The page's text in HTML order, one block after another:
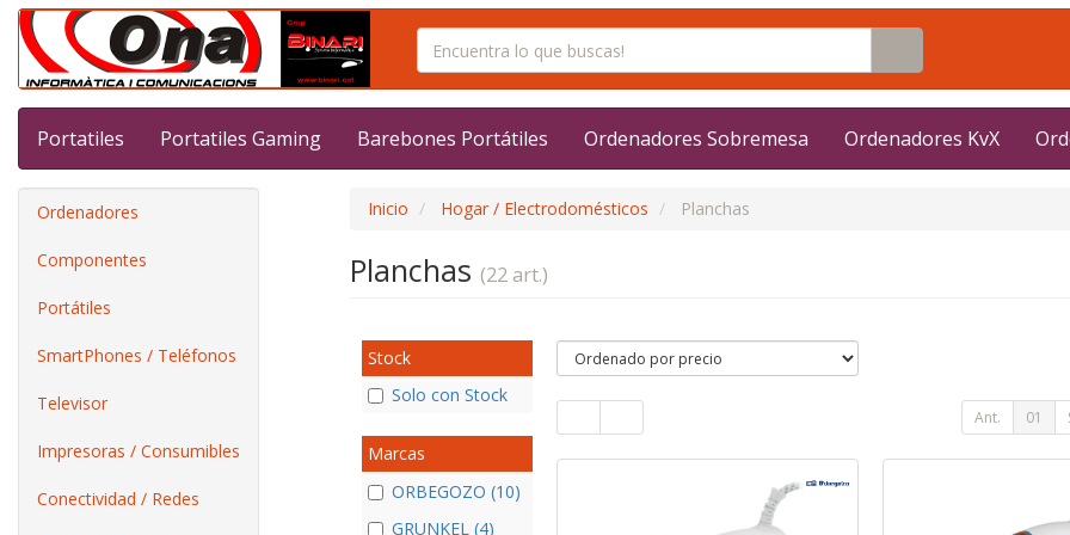
Portatiles Portatiles Gaming Barebones Portátiles Ordenadores Sobremesa Ordenadores KvX
Ordenadores
Componentes
Portátiles
SmartPhones / Teléfonos
Televisor
Impresoras / Consumibles
Conectividad / Redes
Inicio Hogar / Electrodomésticos Planchas
Planchas (22 art.)
Stock
Solo con Stock
Marcas
ORBEGOZO (10)
GRUNKEL (4)
Ant. 01